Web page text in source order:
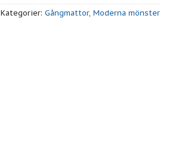
Kategorier: Gångmattor, Moderna mönster